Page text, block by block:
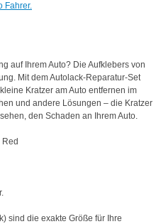
Fahrer.
auf Ihrem Auto? Die Aufklebers von
Mit dem Autolack-Reparatur-Set
Kratzer am Auto entfernen im
und andere Lösungen – die Kratzer
den Schaden an Ihrem Auto.
sind die exakte Größe für Ihre